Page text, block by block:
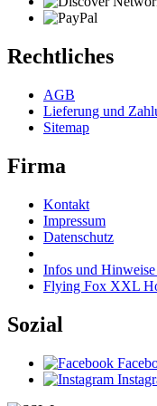
Rechtliches
AGB
Lieferung und
Sitemap
Firma
Kontakt
Impressum
Datenschutz
Infos und
Flying Fox XXL
Sozial